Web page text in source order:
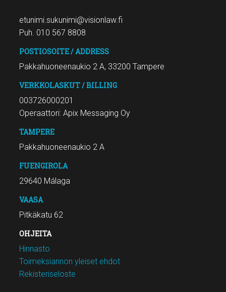
etunimi.sukunimi@visionlaw.fi
Puh. 010 567 8808
POSTIOSOITE / ADDRESS
Pakkahuoneenaukio 2 A, 33200 Tampere
VERKKOLASKUT / BILLING
003726000201
Operaattori: Apix Messaging Oy
TAMPERE
Pakkahuoneenaukio 2 A
FUENGIROLA
29640 Málaga
VAASA
Pitkäkatu 62
OHJEITA
Hinnasto
Toimeksiannon yleiset ehdot
Rekisteriseloste